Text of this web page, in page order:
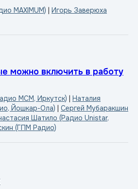
MAXIMUM) | Игорь Заверюха
можно включить в работу
МСМ, Иркутск) | Наталия
Йошкар-Ола) | Сергей Мубаракшин
Шатило (Радио Unistar,
(ГПМ Радио)